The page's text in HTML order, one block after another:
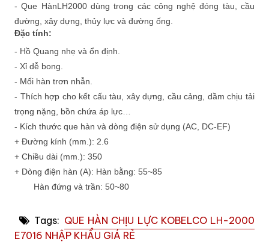
- Que HànLH2000 dùng trong các công nghệ đóng tàu, cầu
đường, xây dựng, thủy lực và đường ống.
Đặc tính:
- Hồ Quang nhẹ và ổn định.
- Xỉ dễ bong.
- Mối hàn trơn nhẫn.
- Thích hợp cho kết cấu tàu, xây dựng, cầu cảng, dầm chịu tải
trọng nặng, bồn chứa áp lực…
- Kích thước que hàn và dòng điện sử dụng (AC, DC-EF)
+ Đường kính (mm.): 2.6
+ Chiều dài (mm.): 350
+ Dòng điện hàn (A): Hàn bằng: 55~85
Hàn đứng và trần: 50~80
Tags: QUE HÀN CHỊU LỰC KOBELCO LH-2000
E7016 NHẬP KHẨU GIÁ RẺ